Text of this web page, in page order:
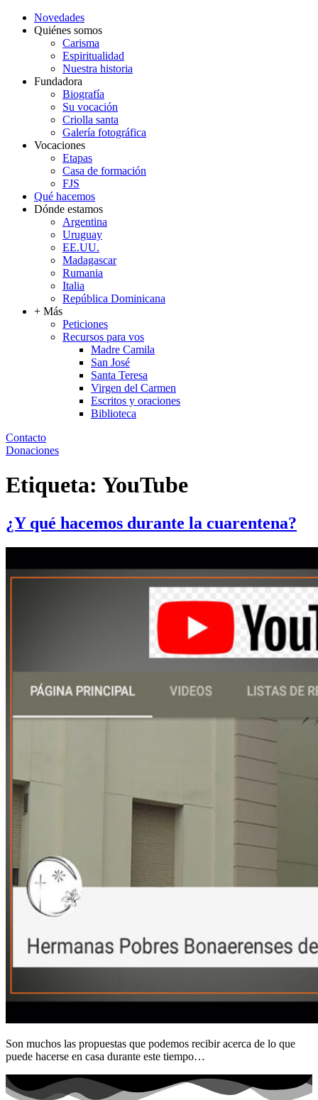
Novedades
Quiénes somos
Carisma
Espiritualidad
Nuestra historia
Fundadora
Biografía
Su vocación
Criolla santa
Galería fotográfica
Vocaciones
Etapas
Casa de formación
FJS
Qué hacemos
Dónde estamos
Argentina
Uruguay
EE.UU.
Madagascar
Rumania
Italia
República Dominicana
+ Más
Peticiones
Recursos para vos
Madre Camila
San José
Santa Teresa
Virgen del Carmen
Escritos y oraciones
Biblioteca
Contacto
Donaciones
Etiqueta: YouTube
¿Y qué hacemos durante la cuarentena?
Son muchos las propuestas que podemos recibir acerca de lo que
puede hacerse en casa durante este tiempo…